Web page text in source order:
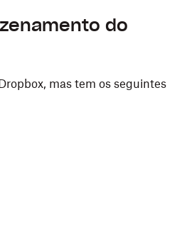
do
mas tem os seguintes